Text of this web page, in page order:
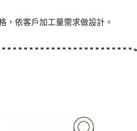
，依客戶加工量需求做設計。